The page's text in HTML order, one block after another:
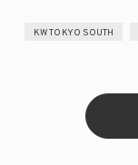
KW TOKYO SOUTH